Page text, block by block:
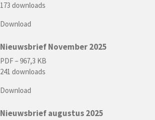
173 downloads
Download
Nieuwsbrief November 2025
PDF – 967,3 KB
241 downloads
Download
Nieuwsbrief augustus 2025